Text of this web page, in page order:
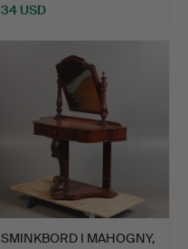
34 USD
SMINKBORD I MAHOGNY,